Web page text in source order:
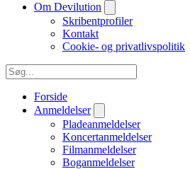
Om Devilution
Skribentprofiler
Kontakt
Cookie- og privatlivspolitik
Forside
Anmeldelser
Pladeanmeldelser
Koncertanmeldelser
Filmanmeldelser
Boganmeldelser